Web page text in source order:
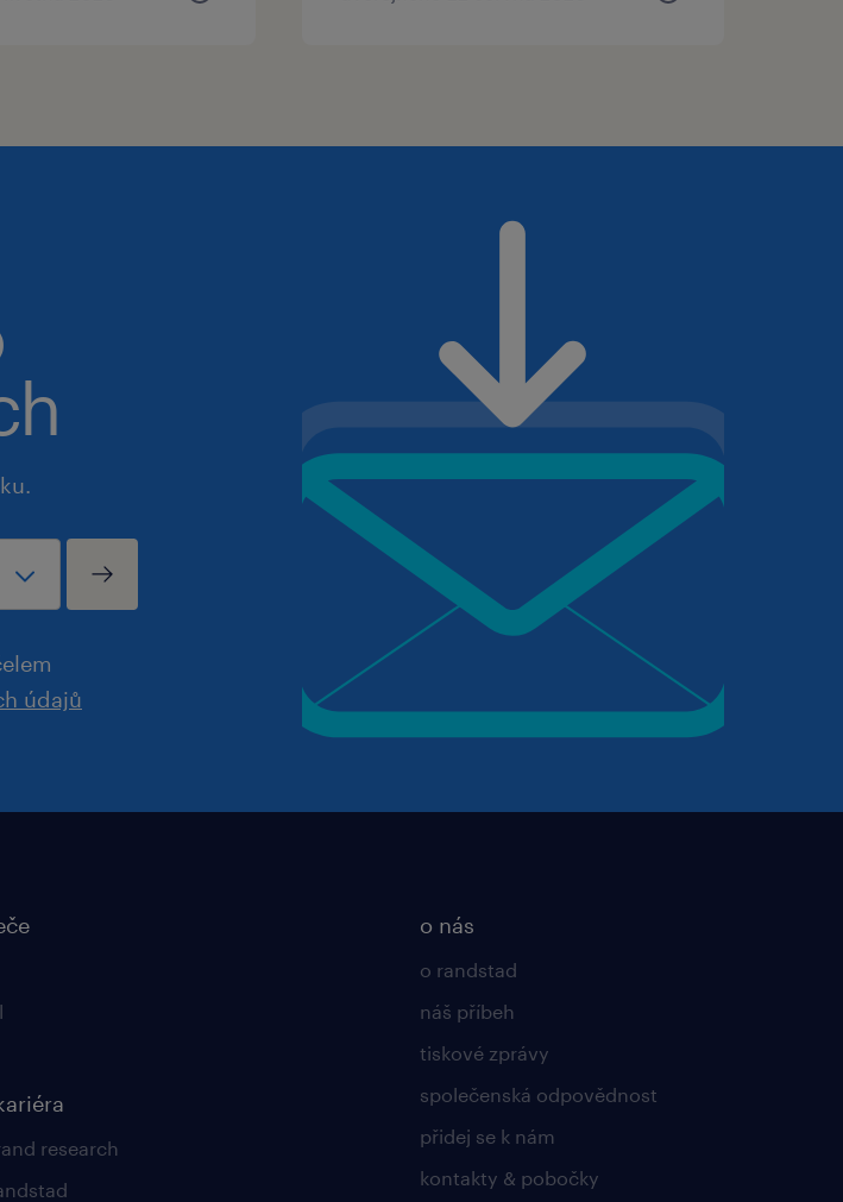
údajů
research
o nás
o randstad
náš příbeh
tiskové zprávy
společenská odpovědnost
přidej se k nám
kontakty & pobočky